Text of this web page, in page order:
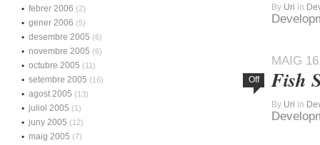
By Uri in
MAIG
Off Fish
By Uri in
febrer 2006 (2)
gener 2006 (5)
desembre 2005 (6)
novembre 2005 (6)
octubre 2005 (11)
setembre 2005 (16)
agost 2005 (13)
juliol 2005 (1)
juny 2005 (12)
maig 2005 (7)